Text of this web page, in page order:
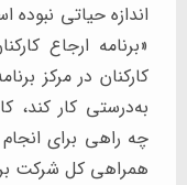
اندازه حیاتی نبوده
«برنامه ارجاع
کارکنان در مرکز
به‌درستی کار کند،
چه راهی برای
همراهی کل شرکت